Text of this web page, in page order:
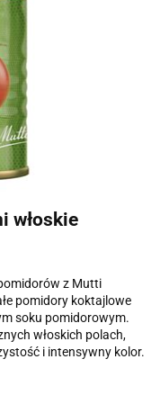
włoskie
z Mutti
pomidory koktajlowe
soku pomidorowym.
włoskich polach,
i intensywny kolor.